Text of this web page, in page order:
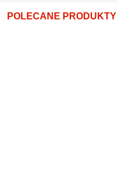
POLECANE PRODUKTY